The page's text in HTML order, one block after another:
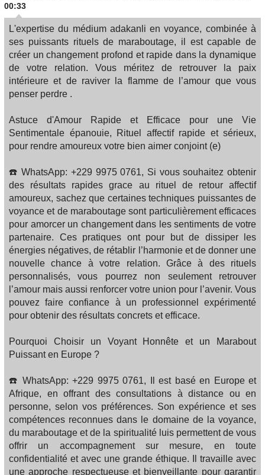
00:33
L'expertise du médium adakanli en voyance, combinée à
ses puissants rituels de maraboutage, il est capable de
créer un changement profond et rapide dans la dynamique
de votre relation. Vous méritez de retrouver la paix
intérieure et de raviver la flamme de l’amour que vous
penser perdre .
Astuce d'Amour Rapide et Efficace pour une Vie
Sentimentale épanouie, Rituel affectif rapide et sérieux,
pour rendre amoureux votre bien aimer conjoint (e)
☎️ WhatsApp: +229 9975 0761, Si vous souhaitez obtenir
des résultats rapides grace au rituel de retour affectif
amoureux, sachez que certaines techniques puissantes de
voyance et de maraboutage sont particulièrement efficaces
pour amorcer un changement dans les sentiments de votre
partenaire. Ces pratiques ont pour but de dissiper les
énergies négatives, de rétablir l’harmonie et de donner une
nouvelle chance à votre relation. Grâce à des rituels
personnalisés, vous pourrez non seulement retrouver
l’amour mais aussi renforcer votre union pour l’avenir. Vous
pouvez faire confiance à un professionnel expérimenté
pour obtenir des résultats concrets et efficace.
Pourquoi Choisir un Voyant Honnête et un Marabout
Puissant en Europe ?
☎️ WhatsApp: +229 9975 0761, Il est basé en Europe et
Afrique, en offrant des consultations à distance ou en
personne, selon vos préférences. Son expérience et ses
compétences reconnues dans le domaine de la voyance,
du maraboutage et de la spiritualité luis permettent de vous
offrir un accompagnement sur mesure, en toute
confidentialité et avec une grande éthique. Il travaille avec
une approche respectueuse et bienveillante pour garantir